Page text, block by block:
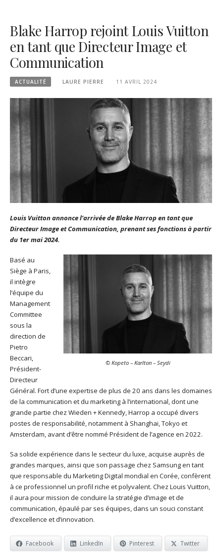
Blake Harrop rejoint Louis Vuitton
en tant que Directeur Image et
Communication
ACTUALITÉ LAURE PIERRE 11 AVRIL 2024
Louis Vuitton annonce l’arrivée de Blake Harrop en tant que
Directeur Image et Communication, prenant ses fonctions à partir
du 1er mai 2024.
© Kopeto – Karlton – Seydi
Basé au
Siège à Paris,
il intègre
l’équipe du
Management
Committee
sous la
direction de
Pietro
Beccari,
Président-
Directeur
Général. Fort d’une expertise de plus de 20 ans dans les domaines
de la communication et du marketing à l’international, dont une
grande partie chez Wieden + Kennedy, Harrop a occupé divers
postes de responsabilité, notamment à Shanghai, Tokyo et
Amsterdam, avant d’être nommé Président de l’agence en 2022.
Sa solide expérience dans le secteur du luxe, acquise auprès de
grandes marques, ainsi que son passage chez Samsung en tant
que responsable du Marketing Digital mondial en Corée, confèrent
à ce professionnel un profil riche et polyvalent. Chez Louis Vuitton,
il aura pour mission de conduire la stratégie d’image et de
communication, épaulé par ses équipes, dans un souci constant
d’excellence et d’innovation.
Facebook LinkedIn Pinterest Twitter